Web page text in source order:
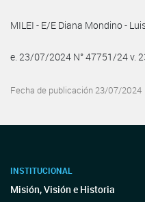
MILEI - E/E Diana Mondino -
e. 23/07/2024 N° 47751/24 v.
Fecha de publicación 23/07/2024
INSTITUCIONAL
Misión, Visión e Historia